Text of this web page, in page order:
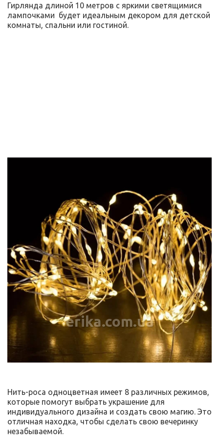
Гирлянда длиной 10 метров с яркими светящимися
лампочками будет идеальным декором для детской
комнаты, спальни или гостиной.
erika.com.ua
Нить-роса одноцветная имеет 8 различных режимов,
которые помогут выбрать украшение для
индивидуального дизайна и создать свою магию. Это
отличная находка, чтобы сделать свою вечеринку
незабываемой.